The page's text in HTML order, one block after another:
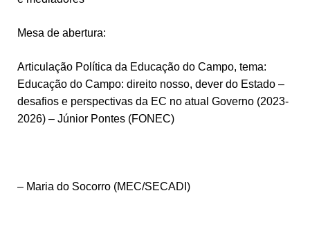
Mesa de abertura:
Articulação Política da Educação do Campo, tema:
Educação do Campo: direito nosso, dever do Estado –
desafios e perspectivas da EC no atual Governo (2023-
2026) – Júnior Pontes (FONEC)
– Maria do Socorro (MEC/SECADI)